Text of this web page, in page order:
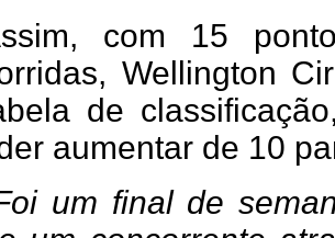
com 15
Wellington
de
aumentar de 10
um final de